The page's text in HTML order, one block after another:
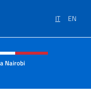
IT EN
e menù
Nairobi